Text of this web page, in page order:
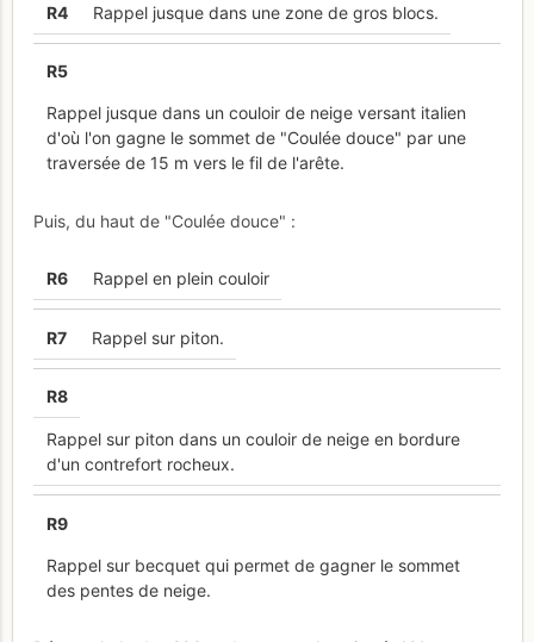
R4 Rappel jusque dans une zone de gros blocs.
R5
Rappel jusque dans un couloir de neige versant italien
d'où l'on gagne le sommet de "Coulée douce" par une
traversée de 15 m vers le fil de l'arête.
Puis, du haut de "Coulée douce" :
R6 Rappel en plein couloir
R7 Rappel sur piton.
R8
Rappel sur piton dans un couloir de neige en bordure
d'un contrefort rocheux.
R9
Rappel sur becquet qui permet de gagner le sommet
des pentes de neige.